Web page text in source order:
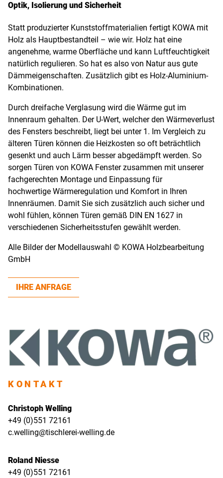
Optik, Isolierung und Sicherheit
Statt produzierter Kunststoffmaterialien fertigt KOWA mit
Holz als Hauptbestandteil – wie wir. Holz hat eine
angenehme, warme Oberfläche und kann Luftfeuchtigkeit
natürlich regulieren. So hat es also von Natur aus gute
Dämmeigenschaften. Zusätzlich gibt es Holz-Aluminium-
Kombinationen.
Durch dreifache Verglasung wird die Wärme gut im
Innenraum gehalten. Der U-Wert, welcher den Wärmeverlust
des Fensters beschreibt, liegt bei unter 1. Im Vergleich zu
älteren Türen können die Heizkosten so oft beträchtlich
gesenkt und auch Lärm besser abgedämpft werden. So
sorgen Türen von KOWA Fenster zusammen mit unserer
fachgerechten Montage und Einpassung für
hochwertige Wärmeregulation und Komfort in Ihren
Innenräumen. Damit Sie sich zusätzlich auch sicher und
wohl fühlen, können Türen gemäß DIN EN 1627 in
verschiedenen Sicherheitsstufen gewählt werden.
Alle Bilder der Modellauswahl © KOWA Holzbearbeitung
GmbH
IHRE ANFRAGE
KONTAKT
Christoph Welling
+49 (0)551 72161
c.welling@tischlerei-welling.de
Roland Niesse
+49 (0)551 72161